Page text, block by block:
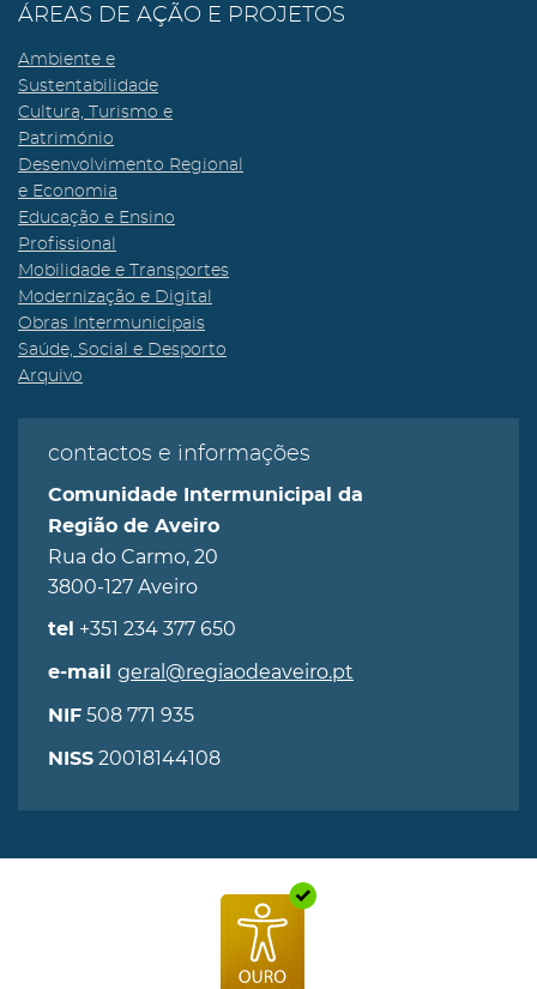
ÁREAS DE AÇÃO E PROJETOS
Ambiente e
Sustentabilidade
Cultura, Turismo e
Património
Desenvolvimento Regional
e Economia
Educação e Ensino
Profissional
Mobilidade e Transportes
Modernização e Digital
Obras Intermunicipais
Saúde, Social e Desporto
Arquivo
contactos e informações
Comunidade Intermunicipal da
Região de Aveiro
Rua do Carmo, 20
3800-127 Aveiro
tel +351 234 377 650
e-mail geral@regiaodeaveiro.pt
NIF 508 771 935
NISS 20018144108